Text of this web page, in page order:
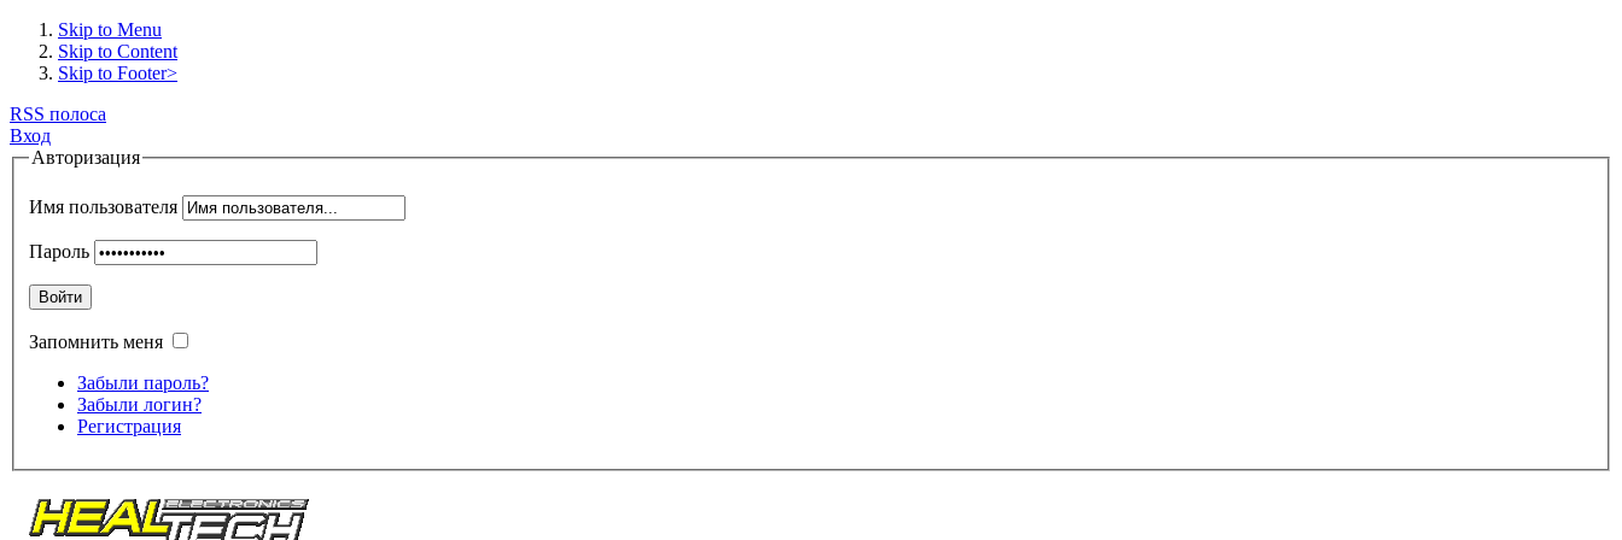
Skip to Menu
Skip to Content
Skip to Footer>
RSS полоса
Вход
Авторизация
Имя пользователя
Пароль
Войти
Запомнить меня
Забыли пароль?
Забыли логин?
Регистрация